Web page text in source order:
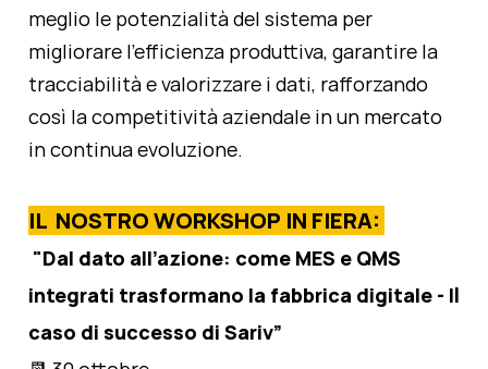
meglio le potenzialità del sistema per
migliorare l’efficienza produttiva, garantire la
tracciabilità e valorizzare i dati, rafforzando
così la competitività aziendale in un mercato
in continua evoluzione.
IL NOSTRO WORKSHOP IN FIERA:
"Dal dato all’azione: come MES e QMS
integrati trasformano la fabbrica digitale - Il
caso di successo di Sariv”